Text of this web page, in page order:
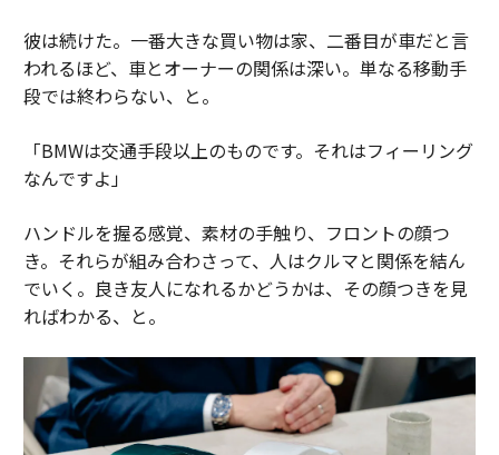
彼は続けた。一番大きな買い物は家、二番目が車だと言
われるほど、車とオーナーの関係は深い。単なる移動手
段では終わらない、と。
「BMWは交通手段以上のものです。それはフィーリング
なんですよ」
ハンドルを握る感覚、素材の手触り、フロントの顔つ
き。それらが組み合わさって、人はクルマと関係を結ん
でいく。良き友人になれるかどうかは、その顔つきを見
ればわかる、と。